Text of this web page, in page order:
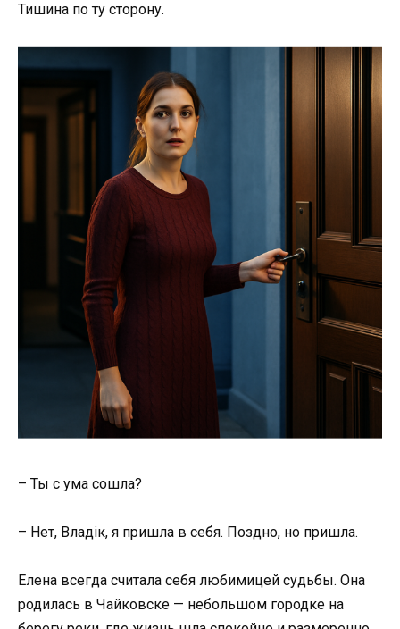
Тишина по ту сторону.
– Ты с ума сошла?
– Нет, Владік, я пришла в себя. Поздно, но пришла.
Елена всегда считала себя любимицей судьбы. Она
родилась в Чайковске — небольшом городке на